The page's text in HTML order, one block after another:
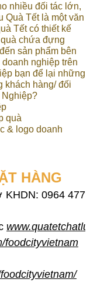
nhiều đối tác lớn,
Quà Tết là một văn
Tết có thiết kế
chứa đựng
sản phẩm bên
nghiệp trên
bạn để lại những
khách hàng/ đối
Nghiệp?
quà
& logo doanh
HÀNG
KHDN: 0964 477
foodcityvietnam